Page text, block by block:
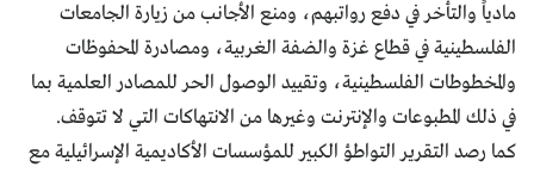
مادياً والتأخر في دفع رواتبهم، ومنع الأجانب من زيارة الجامعات
الفلسطينية في قطاع غزة والضفة الغربية، ومصادرة المحفوظات
والمخطوطات الفلسطينية، وتقييد الوصول الحر للمصادر العلمية بما
في ذلك المطبوعات والإنترنت وغيرها من الانتهاكات التي لا تتوقف.
كما رصد التقرير التواطؤ الكبير للمؤسسات الأكاديمية الإسرائيلية مع